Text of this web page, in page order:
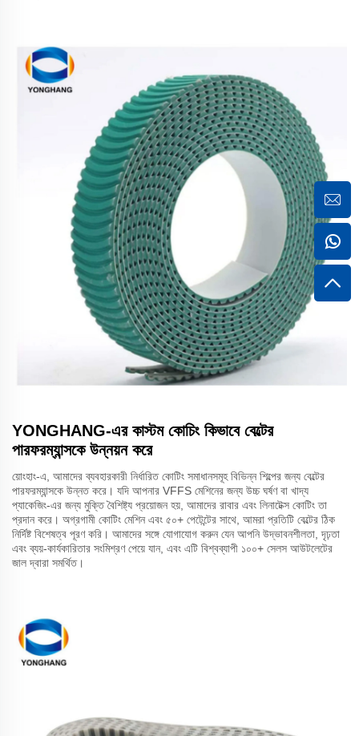
YONGHANG-এর কাস্টম কোচিং কিভাবে বেল্টের
পারফরম্যান্সকে উন্নয়ন করে
য়োংহাং-এ, আমাদের ব্যবহারকারী নির্ধারিত কোটিং সমাধানসমূহ বিভিন্ন শিল্পের জন্য বেল্টের
পারফরম্যান্সকে উন্নত করে। যদি আপনার VFFS মেশিনের জন্য উচ্চ ঘর্ষণ বা খাদ্য
প্যাকেজিং-এর জন্য মুক্তি বৈশিষ্ট্য প্রয়োজন হয়, আমাদের রাবার এবং লিনাটেক্স কোটিং তা
প্রদান করে। অগ্রগামী কোটিং মেশিন এবং ৫০+ পেটেন্টের সাথে, আমরা প্রতিটি বেল্টের ঠিক
নির্দিষ্ট বিশেষত্ব পূরণ করি। আমাদের সঙ্গে যোগাযোগ করুন যেন আপনি উদ্ভাবনশীলতা, দৃঢ়তা
এবং ব্যয়-কার্যকারিতার সংমিশ্রণ পেয়ে যান, এবং এটি বিশ্বব্যাপী ১০০+ সেলস আউটলেটের
জাল দ্বারা সমর্থিত।